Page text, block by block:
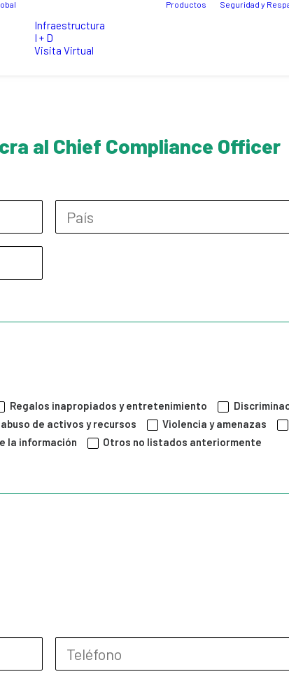
Infraestructura
I + D
Visita Virtual
Productos Seguridad y
al Chief Compliance Officer
Regalos inapropiados y entretenimiento
abuso de activos y recursos Violencia y amenazas
la información Otros no listados anteriormente